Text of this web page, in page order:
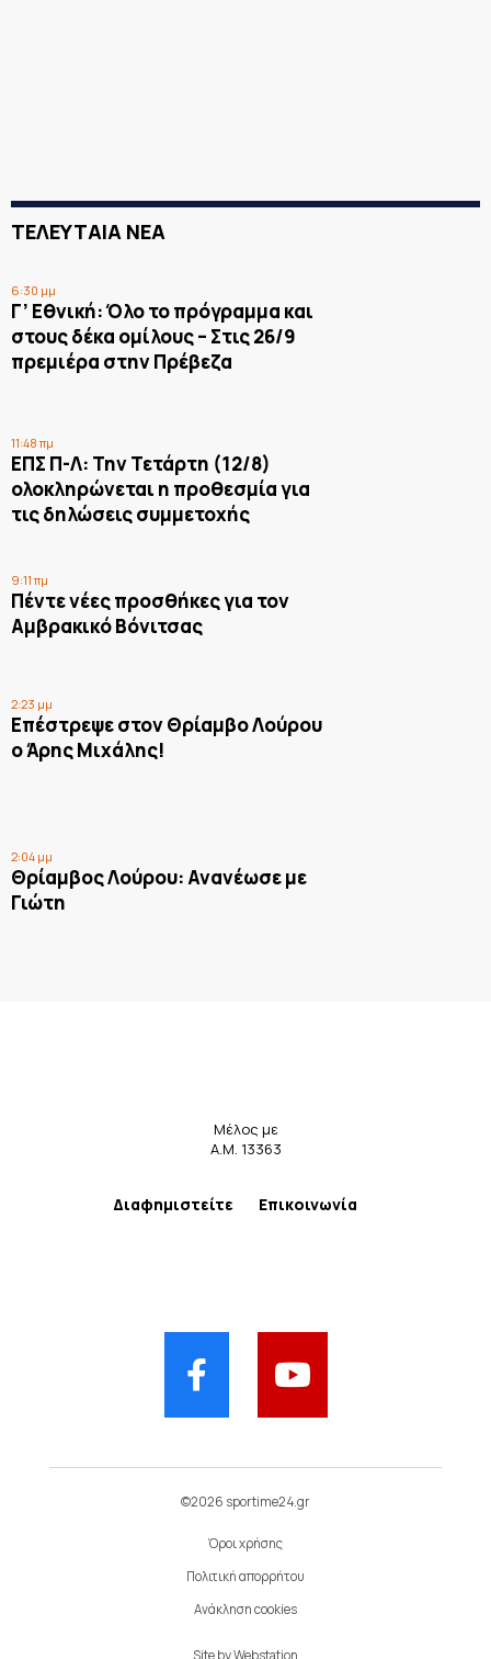
ΤΕΛΕΥΤΑΙΑ ΝΕΑ
6:30 μμ
Γ’ Εθνική: Όλο το πρόγραμμα και
στους δέκα ομίλους – Στις 26/9
πρεμιέρα στην Πρέβεζα
11:48 πμ
ΕΠΣ Π-Λ: Την Τετάρτη (12/8)
ολοκληρώνεται η προθεσμία για
τις δηλώσεις συμμετοχής
9:11 πμ
Πέντε νέες προσθήκες για τον
Αμβρακικό Βόνιτσας
2:23 μμ
Επέστρεψε στον Θρίαμβο Λούρου
ο Άρης Μιχάλης!
2:04 μμ
Θρίαμβος Λούρου: Ανανέωσε με
Γιώτη
Μέλος με
Α.Μ. 13363
Διαφημιστείτε Επικοινωνία
©2026 sportime24.gr
Όροι χρήσης
Πολιτική απορρήτου
Ανάκληση cookies
Site byWebstation